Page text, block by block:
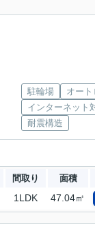
駐輪場 オート
インターネット
耐震構造
間取り 面積
1LDK 47.04㎡